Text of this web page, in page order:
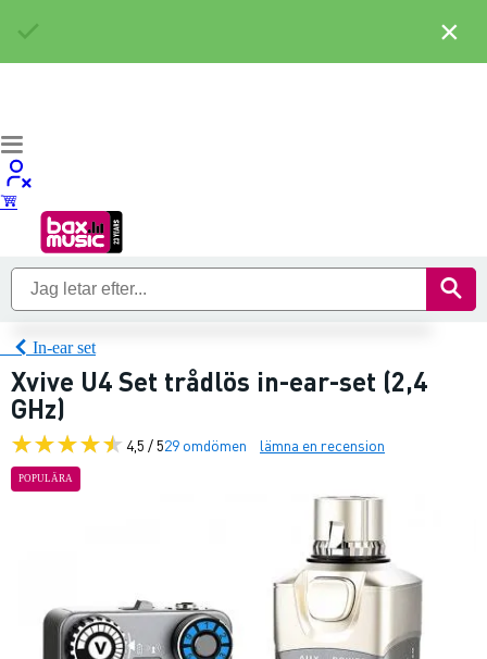
In-ear set
Xvive U4 Set trådlös in-ear-set (2,4
GHz)
4,5 / 529 omdömen lämna en recension
POPULÄRA
×